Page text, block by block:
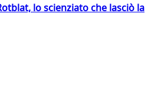
lo scienziato che lasciò la